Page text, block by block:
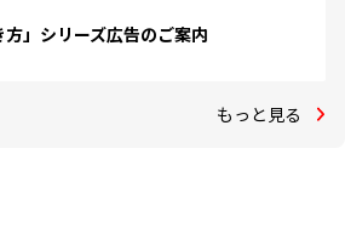
方」シリーズ広告のご案内
もっと見る